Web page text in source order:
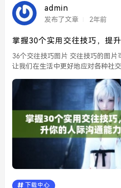
admin
发布了文章 2年前
掌握30个实用交往技巧，提
36个交往技巧图片 交往技巧的图片可以为我们提供直观的参考，
让我们在生活中更好地应对各种社
通。通过观察这些图片，我们可以掌
下载中心